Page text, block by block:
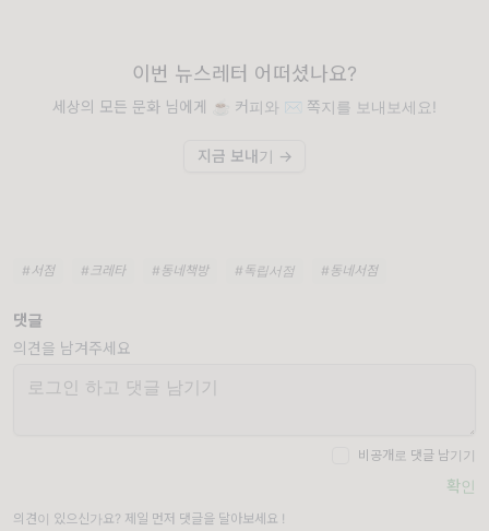
이번 뉴스레터 어떠셨나요?
세상의 모든 문화 님에게 ☕️ 커피와 ✉️ 쪽지를 보내보세요!
지금 보내기 →
#서점 #크레타 #동네책방 #독립서점 #동네서점
댓글
의견을 남겨주세요
비공개로 댓글 남기기
확인
의견이 있으신가요? 제일 먼저 댓글을 달아보세요 !